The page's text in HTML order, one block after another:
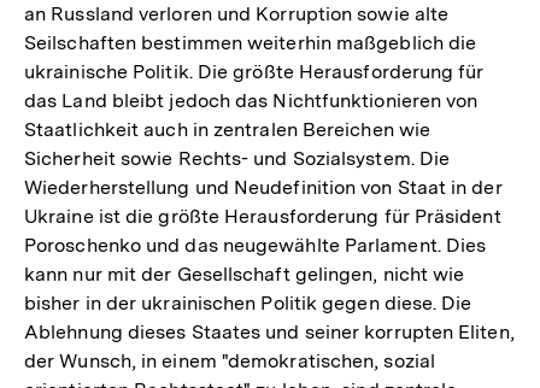
an Russland verloren und Korruption sowie alte
Seilschaften bestimmen weiterhin maßgeblich die
ukrainische Politik. Die größte Herausforderung für
das Land bleibt jedoch das Nichtfunktionieren von
Staatlichkeit auch in zentralen Bereichen wie
Sicherheit sowie Rechts- und Sozialsystem. Die
Wiederherstellung und Neudefinition von Staat in der
Ukraine ist die größte Herausforderung für Präsident
Poroschenko und das neugewählte Parlament. Dies
kann nur mit der Gesellschaft gelingen, nicht wie
bisher in der ukrainischen Politik gegen diese. Die
Ablehnung dieses Staates und seiner korrupten Eliten,
der Wunsch, in einem "demokratischen, sozial